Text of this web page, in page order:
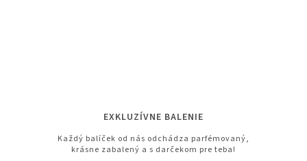
EXKLUZÍVNE BALENIE
Každý balíček od nás odchádza parfémovaný,
krásne zabalený a s darčekom pre teba!